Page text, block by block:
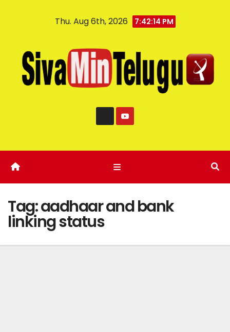
Thu. Aug 6th, 2026 7:42:15 PM
Tag:aadhaar and bank
linking status